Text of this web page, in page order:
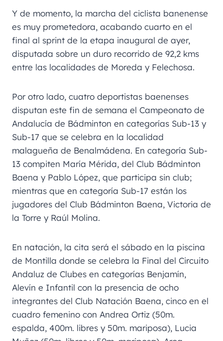
Y de momento, la marcha del ciclista banenense
es muy prometedora, acabando cuarto en el
final al sprint de la etapa inaugural de ayer,
disputada sobre un duro recorrido de 92,2 kms
entre las localidades de Moreda y Felechosa.
Por otro lado, cuatro deportistas baenenses
disputan este fin de semana el Campeonato de
Andalucía de Bádminton en categorías Sub-13 y
Sub-17 que se celebra en la localidad
malagueña de Benalmádena. En categoría Sub-
13 compiten María Mérida, del Club Bádminton
Baena y Pablo López, que participa sin club;
mientras que en categoría Sub-17 están los
jugadores del Club Bádminton Baena, Victoria de
la Torre y Raúl Molina.
En natación, la cita será el sábado en la piscina
de Montilla donde se celebra la Final del Circuito
Andaluz de Clubes en categorías Benjamín,
Alevín e Infantil con la presencia de ocho
integrantes del Club Natación Baena, cinco en el
cuadro femenino con Andrea Ortiz (50m.
espalda, 400m. libres y 50m. mariposa), Lucia